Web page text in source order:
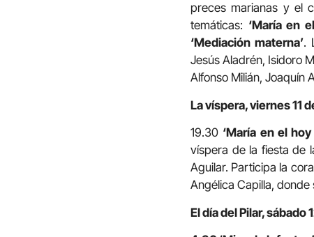
preces marianas y el
temáticas: ‘María en
‘Mediación materna’.
Jesús Aladrén, Isidoro
Alfonso Milián, Joaquín
La víspera, viernes 11
19.30 ‘María en el
víspera de la fiesta de
Aguilar. Participa la
Angélica Capilla, donde
El día del Pilar, sábado